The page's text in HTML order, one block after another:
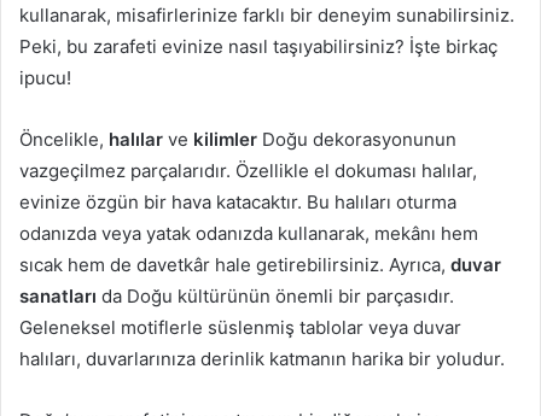
kullanarak, misafirlerinize farklı bir deneyim sunabilirsiniz.
Peki, bu zarafeti evinize nasıl taşıyabilirsiniz? İşte birkaç
ipucu!
Öncelikle, halılar ve kilimler Doğu dekorasyonunun
vazgeçilmez parçalarıdır. Özellikle el dokuması halılar,
evinize özgün bir hava katacaktır. Bu halıları oturma
odanızda veya yatak odanızda kullanarak, mekânı hem
sıcak hem de davetkâr hale getirebilirsiniz. Ayrıca, duvar
sanatları da Doğu kültürünün önemli bir parçasıdır.
Geleneksel motiflerle süslenmiş tablolar veya duvar
halıları, duvarlarınıza derinlik katmanın harika bir yoludur.